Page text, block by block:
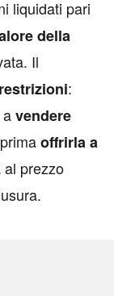
liquidati pari
della
Il
:
vendere
offrirla a
al prezzo